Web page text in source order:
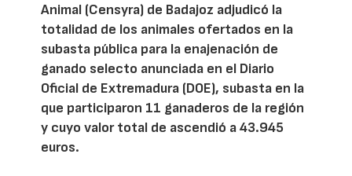
Animal (Censyra) de Badajoz adjudicó la
totalidad de los animales ofertados en la
subasta pública para la enajenación de
ganado selecto anunciada en el Diario
Oficial de Extremadura (DOE), subasta en la
que participaron 11 ganaderos de la región
y cuyo valor total de ascendió a 43.945
euros.